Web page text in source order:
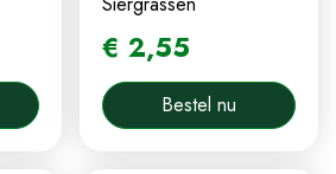
€ 2,55
Bestel nu